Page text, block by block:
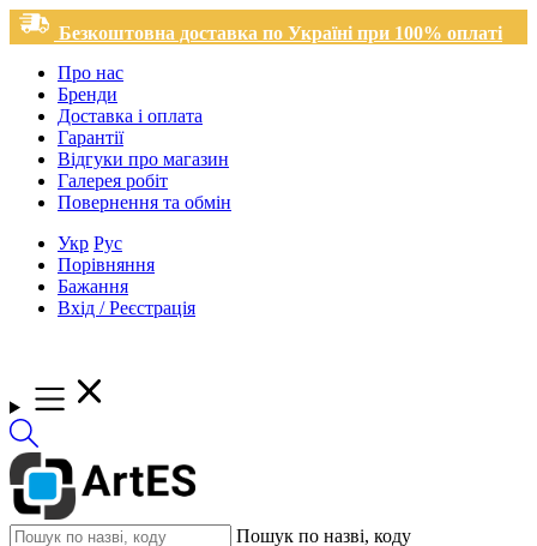
Безкоштовна доставка по Україні при 100% оплаті
Про нас
Бренди
Доставка і оплата
Гарантії
Відгуки про магазин
Галерея робіт
Повернення та обмін
Укр Рус
Порівняння
Бажання
Вхід / Реєстрація
Пошук по назві, коду